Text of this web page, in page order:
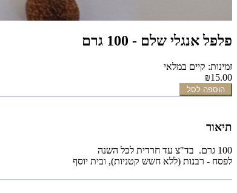
פלפל אנגלי שלם - 100 גרם
זמינות: קיים במלאי
₪15.00
הוספה לסל
תיאור
100 גרם. בד"צ עד חרדית לכל השנה
לפסח - רבנות (ללא חשש קטניות), ובית יוסף